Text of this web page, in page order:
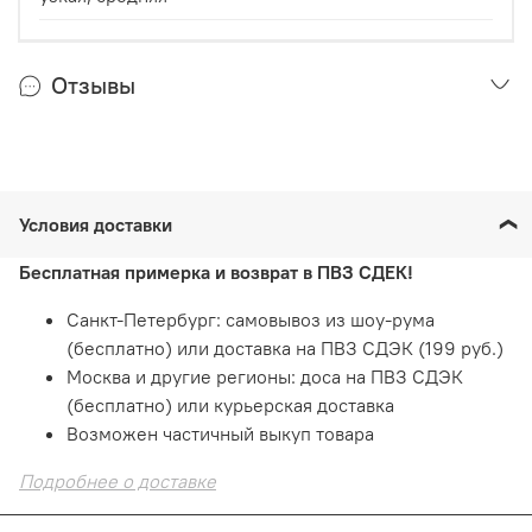
Отзывы
Условия доставки
Бесплатная примерка и возврат в ПВЗ СДЕК!
Санкт-Петербург: самовывоз из шоу-рума
(бесплатно) или доставка на ПВЗ СДЭК (199 руб.)
Москва и другие регионы: доса на ПВЗ СДЭК
(бесплатно) или курьерская доставка
Возможен частичный выкуп товара
Подробнее о доставке